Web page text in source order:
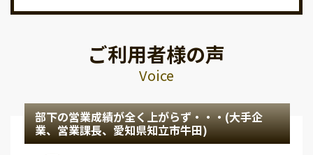
ご利用者様の声
Voice
部下の営業成績が全く上がらず・・・(大手企
業、営業課長、愛知県知立市牛田)